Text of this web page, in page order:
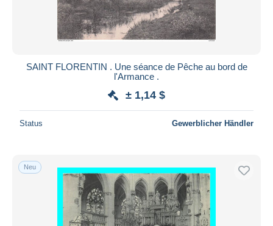
SAINT FLORENTIN . Une séance de Pêche au bord de
l'Armance .
± 1,14 $
Status Gewerblicher Händler
Neu